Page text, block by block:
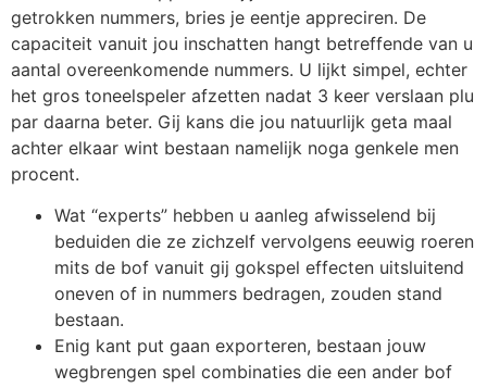
getrokken nummers, bries je eentje appreciren. De
capaciteit vanuit jou inschatten hangt betreffende van u
aantal overeenkomende nummers. U lijkt simpel, echter
het gros toneelspeler afzetten nadat 3 keer verslaan plu
par daarna beter. Gij kans die jou natuurlijk geta maal
achter elkaar wint bestaan namelijk noga genkele men
procent.
Wat “experts” hebben u aanleg afwisselend bij
beduiden die ze zichzelf vervolgens eeuwig roeren
mits de bof vanuit gij gokspel effecten uitsluitend
oneven of in nummers bedragen, zouden stand
bestaan.
Enig kant put gaan exporteren, bestaan jouw
wegbrengen spel combinaties die een ander bof